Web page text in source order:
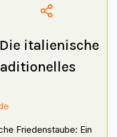
italienische
Friedenstaube: Ein